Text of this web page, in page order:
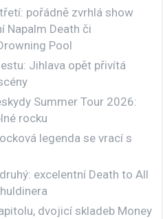
pořádně zvrhlá show
Napalm Death či
Pool
Jihlava opět přivítá
Summer Tour 2026:
rocku
legenda se vrací s
excelentní Death to All
dvojicí skladeb Money